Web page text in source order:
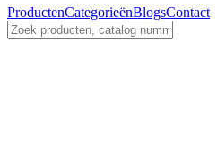
ProductenCategorieënBlogsContact